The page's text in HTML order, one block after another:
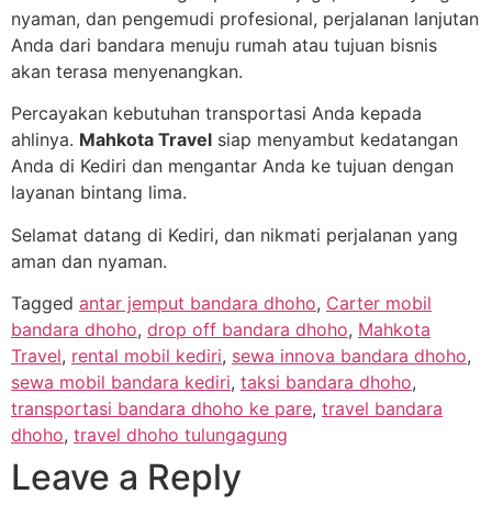
nyaman, dan pengemudi profesional, perjalanan lanjutan
Anda dari bandara menuju rumah atau tujuan bisnis
akan terasa menyenangkan.
Percayakan kebutuhan transportasi Anda kepada
ahlinya. Mahkota Travel siap menyambut kedatangan
Anda di Kediri dan mengantar Anda ke tujuan dengan
layanan bintang lima.
Selamat datang di Kediri, dan nikmati perjalanan yang
aman dan nyaman.
Tagged antar jemput bandara dhoho, Carter mobil
bandara dhoho, drop off bandara dhoho, Mahkota
Travel, rental mobil kediri, sewa innova bandara dhoho,
sewa mobil bandara kediri, taksi bandara dhoho,
transportasi bandara dhoho ke pare, travel bandara
dhoho, travel dhoho tulungagung
Leave a Reply